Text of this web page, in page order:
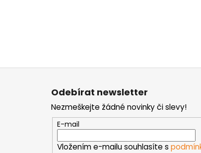
Z
Odebírat newsletter
Nezmeškejte žádné novinky či slevy!
E-mail
Vložením e-mailu souhlasíte s